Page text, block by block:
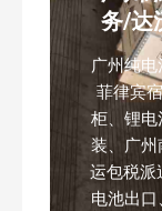
务/达
广州纯
菲律宾
柜、锂电
装、广州
运包税派
电池出